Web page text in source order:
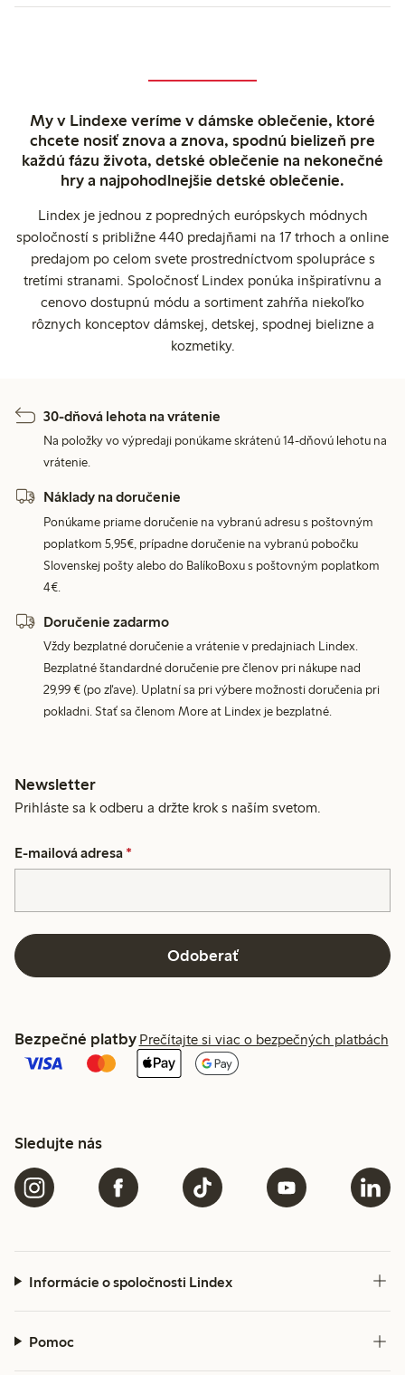
My v Lindexe veríme v dámske oblečenie, ktoré
chcete nosiť znova a znova, spodnú bielizeň pre
každú fázu života, detské oblečenie na nekonečné
hry a najpohodlnejšie detské oblečenie.
Lindex je jednou z popredných európskych módnych
spoločností s približne 440 predajňami na 17 trhoch a online
predajom po celom svete prostredníctvom spolupráce s
tretími stranami. Spoločnosť Lindex ponúka inšpiratívnu a
cenovo dostupnú módu a sortiment zahŕňa niekoľko
rôznych konceptov dámskej, detskej, spodnej bielizne a
kozmetiky.
30-dňová lehota na vrátenie
Na položky vo výpredaji ponúkame skrátenú 14-dňovú lehotu na
vrátenie.
Náklady na doručenie
Ponúkame priame doručenie na vybranú adresu s poštovným
poplatkom 5,95€, prípadne doručenie na vybranú pobočku
Slovenskej pošty alebo do BalíkoBoxu s poštovným poplatkom
4€.
Doručenie zadarmo
Vždy bezplatné doručenie a vrátenie v predajniach Lindex.
Bezplatné štandardné doručenie pre členov pri nákupe nad
29,99 € (po zľave). Uplatní sa pri výbere možnosti doručenia pri
pokladni. Stať sa členom More at Lindex je bezplatné.
Newsletter
Prihláste sa k odberu a držte krok s naším svetom.
E-mailová adresa *
Odoberať
Bezpečné platby Prečítajte si viac o bezpečných platbách
Sledujte nás
Informácie o spoločnosti Lindex
Pomoc